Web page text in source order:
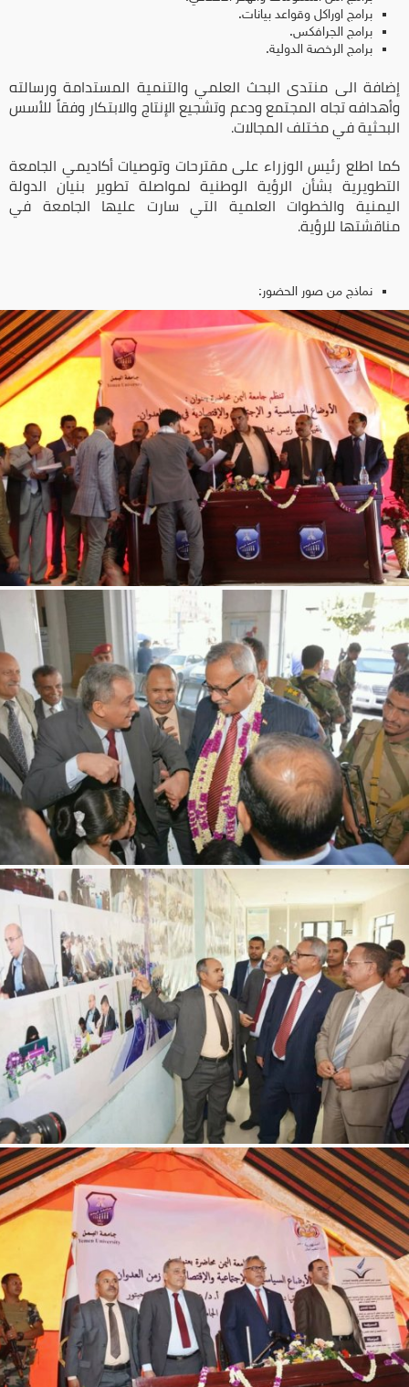
برامج اوراكل وقواعد بيانات.
برامج الجرافكس.
برامج الرخصة الدولية.
إضافة الى منتدى البحث العلمي والتنمية المستدامة ورسالته
وأهدافه تجاه المجتمع ودعم وتشجيع الإنتاج والابتكار وفقاً للأسس
البحثية في مختلف المجالات.
كما اطلع رئيس الوزراء على مقترحات وتوصيات أكاديمي الجامعة
التطويرية بشأن الرؤية الوطنية لمواصلة تطوير بنيان الدولة
اليمنية والخطوات العلمية التي سارت عليها الجامعة في
مناقشتها للرؤية.
نماذج من صور الحضور: